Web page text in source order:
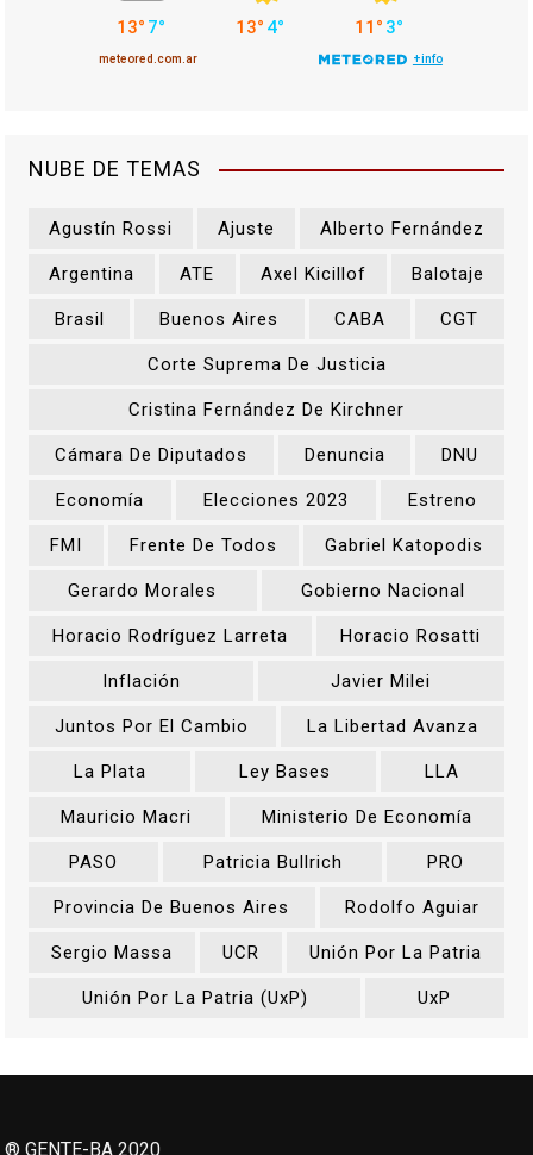
NUBE DE TEMAS
Agustín Rossi Ajuste Alberto Fernández
Argentina ATE Axel Kicillof Balotaje
Brasil Buenos Aires CABA CGT
Corte Suprema De Justicia
Cristina Fernández De Kirchner
Cámara De Diputados Denuncia DNU
Economía Elecciones 2023 Estreno
FMI Frente De Todos Gabriel Katopodis
Gerardo Morales Gobierno Nacional
Horacio Rodríguez Larreta Horacio Rosatti
Inflación Javier Milei
Juntos Por El Cambio La Libertad Avanza
La Plata Ley Bases LLA
Mauricio Macri Ministerio De Economía
PASO Patricia Bullrich PRO
Provincia De Buenos Aires Rodolfo Aguiar
Sergio Massa UCR Unión Por La Patria
Unión Por La Patria (UxP) UxP
® GENTE-BA 2020